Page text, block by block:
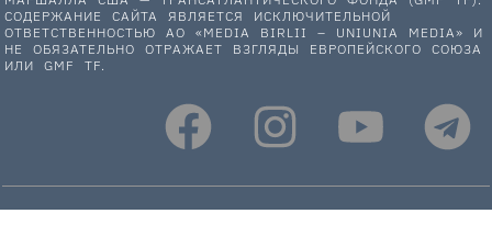
СОДЕРЖАНИЕ САЙТА ЯВЛЯЕТСЯ ИСКЛЮЧИТЕЛЬНОЙ
ОТВЕТСТВЕННОСТЬЮ АО «MEDIA BIRLII – UNIUNIA MEDIA» И
НЕ ОБЯЗАТЕЛЬНО ОТРАЖАЕТ ВЗГЛЯДЫ ЕВРОПЕЙСКОГО СОЮЗА
ИЛИ GMF TF.